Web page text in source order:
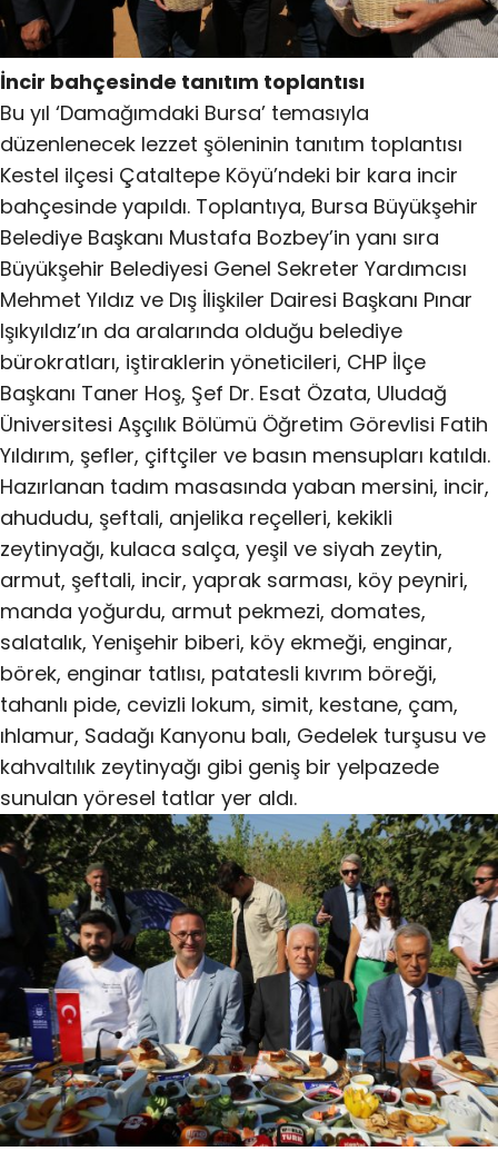
İncir bahçesinde tanıtım toplantısı
Bu yıl ‘Damağımdaki Bursa’ temasıyla
düzenlenecek lezzet şöleninin tanıtım toplantısı
Kestel ilçesi Çataltepe Köyü’ndeki bir kara incir
bahçesinde yapıldı. Toplantıya, Bursa Büyükşehir
Belediye Başkanı Mustafa Bozbey’in yanı sıra
Büyükşehir Belediyesi Genel Sekreter Yardımcısı
Mehmet Yıldız ve Dış İlişkiler Dairesi Başkanı Pınar
Işıkyıldız’ın da aralarında olduğu belediye
bürokratları, iştiraklerin yöneticileri, CHP İlçe
Başkanı Taner Hoş, Şef Dr. Esat Özata, Uludağ
Üniversitesi Aşçılık Bölümü Öğretim Görevlisi Fatih
Yıldırım, şefler, çiftçiler ve basın mensupları katıldı.
Hazırlanan tadım masasında yaban mersini, incir,
ahududu, şeftali, anjelika reçelleri, kekikli
zeytinyağı, kulaca salça, yeşil ve siyah zeytin,
armut, şeftali, incir, yaprak sarması, köy peyniri,
manda yoğurdu, armut pekmezi, domates,
salatalık, Yenişehir biberi, köy ekmeği, enginar,
börek, enginar tatlısı, patatesli kıvrım böreği,
tahanlı pide, cevizli lokum, simit, kestane, çam,
ıhlamur, Sadağı Kanyonu balı, Gedelek turşusu ve
kahvaltılık zeytinyağı gibi geniş bir yelpazede
sunulan yöresel tatlar yer aldı.